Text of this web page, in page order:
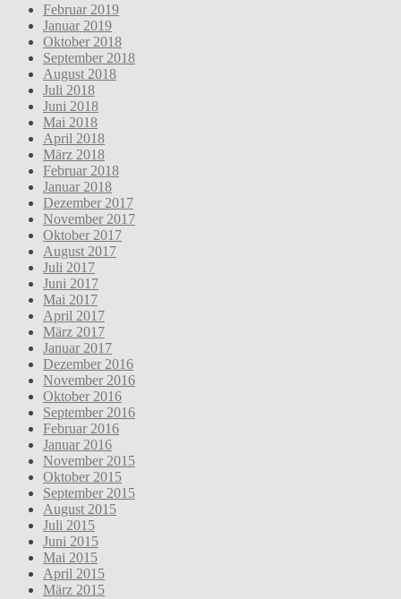
Februar 2019
Januar 2019
Oktober 2018
September 2018
August 2018
Juli 2018
Juni 2018
Mai 2018
April 2018
März 2018
Februar 2018
Januar 2018
Dezember 2017
November 2017
Oktober 2017
August 2017
Juli 2017
Juni 2017
Mai 2017
April 2017
März 2017
Januar 2017
Dezember 2016
November 2016
Oktober 2016
September 2016
Februar 2016
Januar 2016
November 2015
Oktober 2015
September 2015
August 2015
Juli 2015
Juni 2015
Mai 2015
April 2015
März 2015